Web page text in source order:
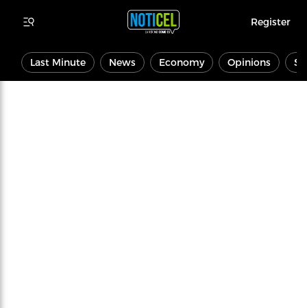
Register
Last Minute News Economy Opinions